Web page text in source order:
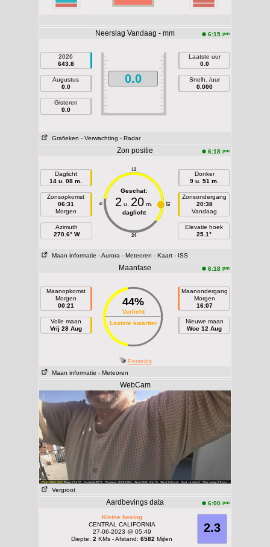
Neerslag Vandaag - mm 6:15 pm
2026
643.8
Augustus
0.0
Gisteren
0.0
0.0
Laatste uur
0.0
Snelh. /uur
0.000
Grafieken - Verwachting - Radar
Zon positie 6:18 pm
Daglicht
14 u. 08 m.
Zonsopkomst
06:31
Morgen
Azimuth
270.6° W
12
24
6 18
Geschat:
2 u. 20 m.
daglicht
Donker
9 u. 51 m.
Zonsondergang
20:38
Vandaag
Elevatie hoek
25.1°
Maan informatie - Aurora - Meteoren - Kaart - ISS
Maanfase 6:18 pm
Maanopkomst
Morgen
00:21
Volle maan
Vrij 28 Aug
44%
Verlicht
Laatste kwartier
Maanondergang
Morgen
16:07
Nieuwe maan
Woe 12 Aug
Perseids
Maan informatie - Meteoren
WebCam
Vergroot
Aardbevings data 6:00 pm
2.3
Kleine beving
CENTRAL CALIFORNIA
27-06-2023 @ 05:49
Diepte: 2 KMs - Afstand: 6582 Mijlen